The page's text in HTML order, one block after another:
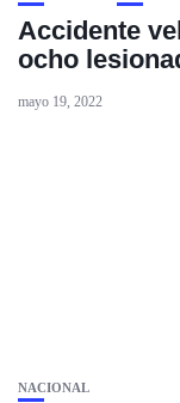
Accidente
ocho
mayo 19, 2022
NACIONAL